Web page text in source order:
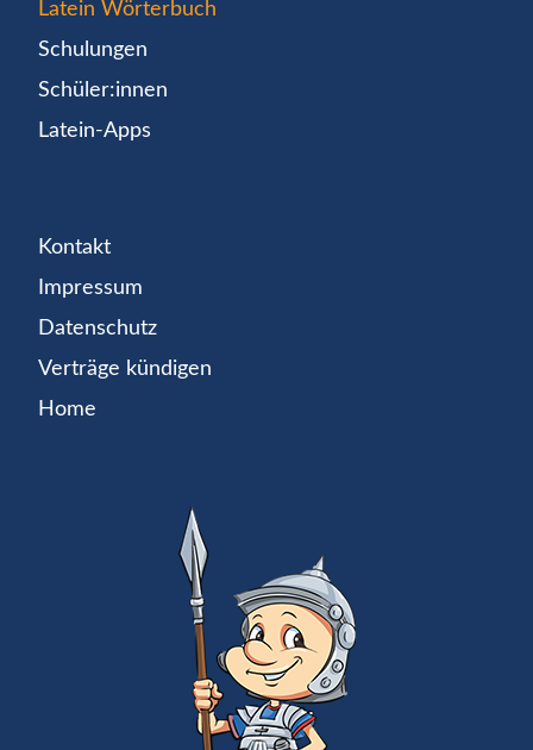
Latein Wörterbuch
Schulungen
Schüler:innen
Latein-Apps
Kontakt
Impressum
Datenschutz
Verträge kündigen
Home